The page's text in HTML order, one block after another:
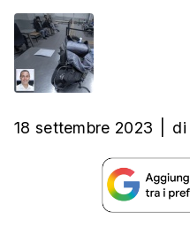
18 settembre 2023 di